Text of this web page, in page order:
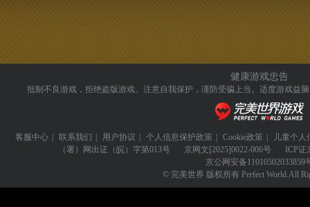
健康游戏忠告
抵制不良游戏，拒绝盗版游戏。注意自我保护，谨防受骗上当。 适度游戏益
客服中心 联系我们 用户协议 个人信息保护政策 Cookie政策
儿童个人
（署）网出证（皖）字第013号
京网文 [2025]0022-006号 ICP证
京公网安备11010502033859
© 完美世界 版权所有 Perfect World.All